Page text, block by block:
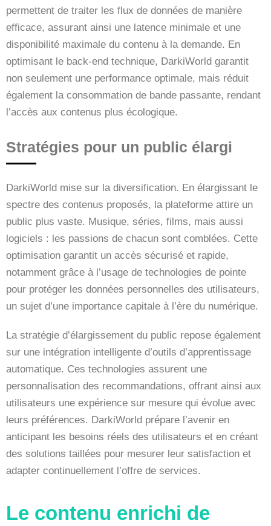
permettent de traiter les flux de données de manière
efficace, assurant ainsi une latence minimale et une
disponibilité maximale du contenu à la demande. En
optimisant le back-end technique, DarkiWorld garantit
non seulement une performance optimale, mais réduit
également la consommation de bande passante, rendant
l’accès aux contenus plus écologique.
Stratégies pour un public élargi
DarkiWorld mise sur la diversification. En élargissant le
spectre des contenus proposés, la plateforme attire un
public plus vaste. Musique, séries, films, mais aussi
logiciels : les passions de chacun sont comblées. Cette
optimisation garantit un accès sécurisé et rapide,
notamment grâce à l’usage de technologies de pointe
pour protéger les données personnelles des utilisateurs,
un sujet d’une importance capitale à l’ère du numérique.
La stratégie d’élargissement du public repose également
sur une intégration intelligente d’outils d’apprentissage
automatique. Ces technologies assurent une
personnalisation des recommandations, offrant ainsi aux
utilisateurs une expérience sur mesure qui évolue avec
leurs préférences. DarkiWorld prépare l’avenir en
anticipant les besoins réels des utilisateurs et en créant
des solutions taillées pour mesurer leur satisfaction et
adapter continuellement l’offre de services.
Le contenu enrichi de